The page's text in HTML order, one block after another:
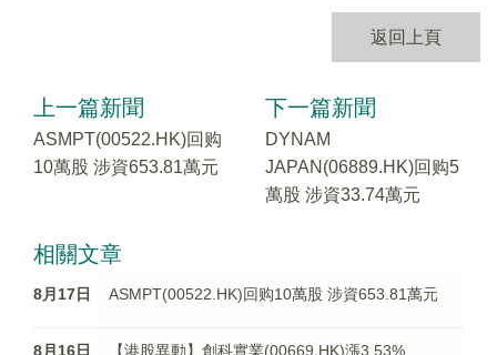
返回上頁
上一篇新聞
ASMPT(00522.HK)回购
10萬股 涉資653.81萬元
下一篇新聞
DYNAM
JAPAN(06889.HK)回购5
萬股 涉資33.74萬元
相關文章
8月17日 ASMPT(00522.HK)回购10萬股 涉資653.81萬元
8月16日 【港股異動】創科實業(00669.HK)漲3.53%